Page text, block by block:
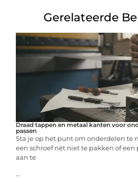
Gerelateerde
Draad tappen en metaal kanten voor
passen
Sta je op het punt om onderdelen te
een schroef nét niet te pakken of een
aan te
...